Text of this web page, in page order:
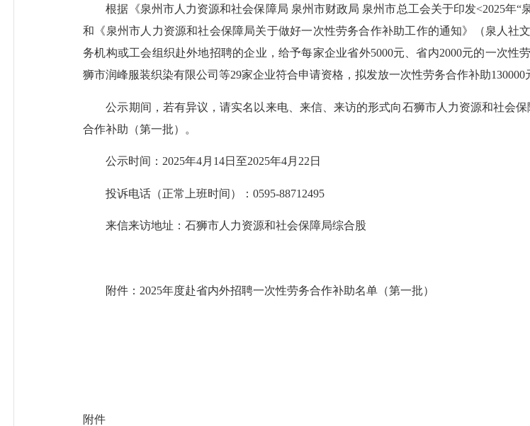
根据《泉州市人力资源和社会保障局 泉州市财政局 泉州市总工会关于印发<2025年“
和《泉州市人力资源和社会保障局关于做好一次性劳务合作补助工作的通知》（泉人社
务机构或工会组织赴外地招聘的企业，给予每家企业省外5000元、省内2000元的一次
狮市润峰服装织染有限公司等29家企业符合申请资格，拟发放一次性劳务合作补助
公示期间，若有异议，请实名以来电、来信、来访的形式向石狮市人力资源和社会保
合作补助（第一批）。
公示时间：2025年4月14日至2025年4月22日
投诉电话（正常上班时间）：0595-88712495
来信来访地址：石狮市人力资源和社会保障局综合股
附件：2025年度赴省内外招聘一次性劳务合作补助名单（第一批）
附件